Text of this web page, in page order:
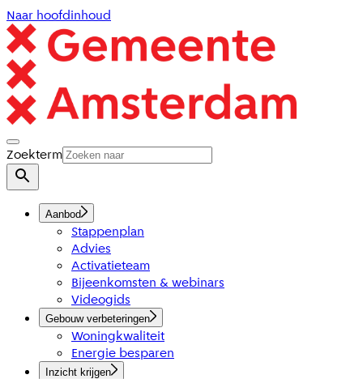
Naar hoofdinhoud
Zoekterm
Aanbod
Stappenplan
Advies
Activatieteam
Bijeenkomsten & webinars
Videogids
Gebouw verbeteringen
Woningkwaliteit
Energie besparen
Inzicht krijgen